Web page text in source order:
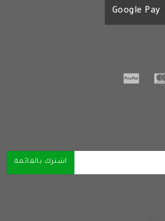
اشترك بالقائمة